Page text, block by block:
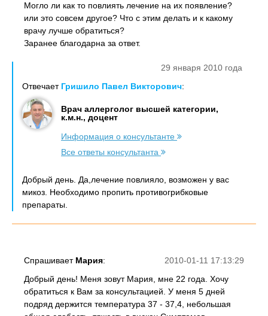
Могло ли как то повлиять лечение на их появление?
или это совсем другое? Что с этим делать и к какому
врачу лучше обратиться?
Заранее благодарна за ответ.
29 января 2010 года
Отвечает Гришило Павел Викторович:
Врач аллерголог высшей категории,
к.м.н., доцент
Информация о консультанте
Все ответы консультанта
Добрый день. Да,лечение повлияло, возможен у вас
микоз. Необходимо пропить противогрибковые
препараты.
2010-01-11 17:13:29
Спрашивает Мария:
Добрый день! Меня зовут Мария, мне 22 года. Хочу
обратиться к Вам за консультацией. У меня 5 дней
подряд держится температура 37 - 37,4, небольшая